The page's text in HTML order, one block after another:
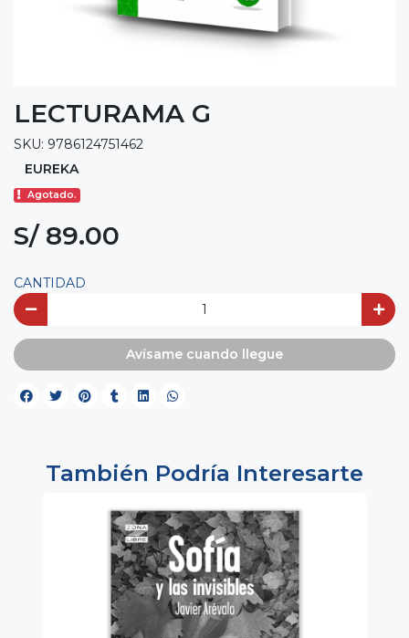
LECTURAMA G
SKU: 9786124751462
EUREKA
Agotado.
S/ 89.00
CANTIDAD
Avísame cuando llegue
También Podría Interesarte